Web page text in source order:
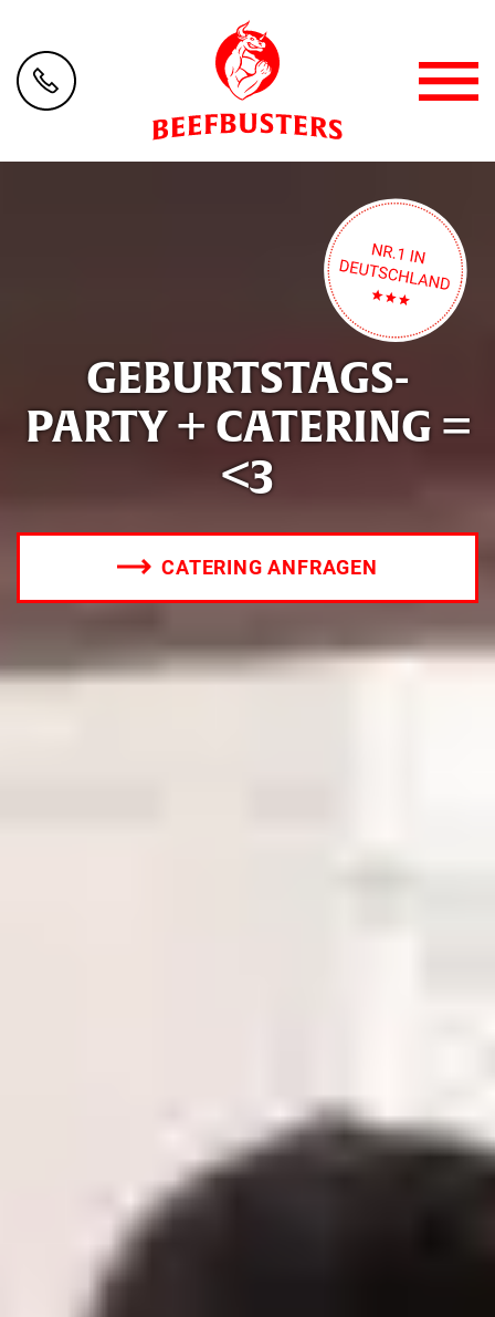
GEBURTSTAGS-
PARTY + CATERING =
<3
CATERING ANFRAGEN